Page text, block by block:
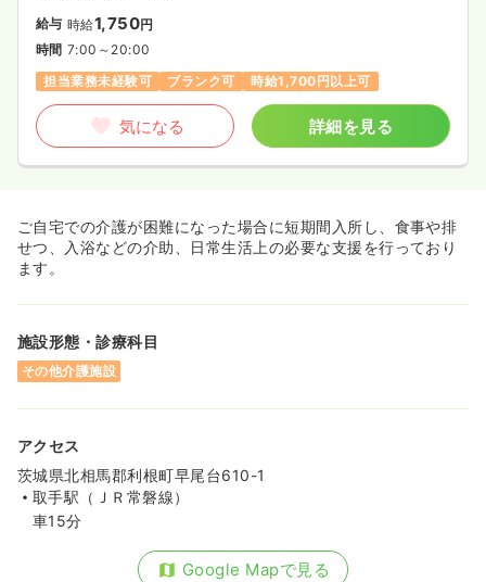
給与 時給1,750円
時間 7:00～20:00
担当業務未経験可
ブランク可 時給1,700円以上可
気になる 詳細を見る
ご自宅での介護が困難になった場合に短期間入所し、食事や排
せつ、入浴などの介助、日常生活上の必要な支援を行っており
ます。
施設形態・診療科目
その他介護施設
アクセス
茨城県北相馬郡利根町早尾台610-1
取手駅（ＪＲ常磐線）
車15分
Google Mapで見る